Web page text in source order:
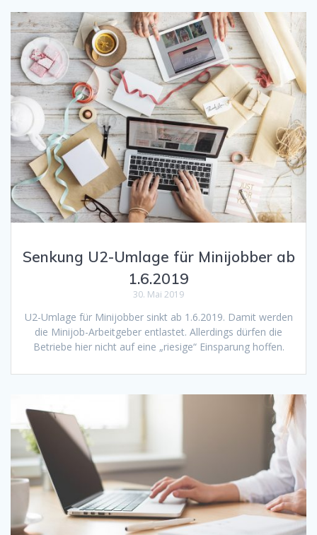
Senkung U2-Umlage für Minijobber ab
1.6.2019
30. Mai 2019
U2-Umlage für Minijobber sinkt ab 1.6.2019. Damit werden
die Minijob-Arbeitgeber entlastet. Allerdings dürfen die
Betriebe hier nicht auf eine „riesige“ Einsparung hoffen.